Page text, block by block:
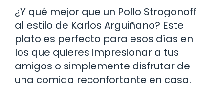
¿Y qué mejor que un Pollo Strogonoff
al estilo de Karlos Arguiñano? Este
plato es perfecto para esos días en
los que quieres impresionar a tus
amigos o simplemente disfrutar de
una comida reconfortante en casa.